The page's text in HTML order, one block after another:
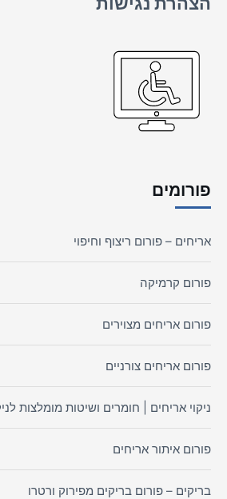
פורומים
אריחים – פורום ריצוף וחיפוי
פורום קרמיקה
פורום אריחים מצוירים
פורום אריחים צורניים
ניקוי אריחים | חומרים ושיטות מומלצות
פורום איתור אריחים
בריקים – פורום בריקים מפירוק ורטרו